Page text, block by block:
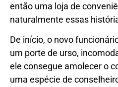
então uma loja de
naturalmente essas
De início, o novo
um porte de urso,
ele consegue amolecer o
uma espécie de